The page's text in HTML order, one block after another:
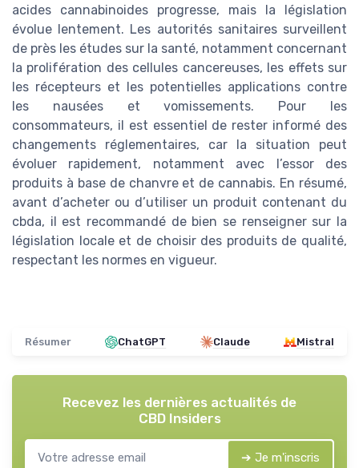
acides cannabinoides progresse, mais la législation
évolue lentement. Les autorités sanitaires surveillent
de près les études sur la santé, notamment concernant
la prolifération des cellules cancereuses, les effets sur
les récepteurs et les potentielles applications contre
les nausées et vomissements. Pour les
consommateurs, il est essentiel de rester informé des
changements réglementaires, car la situation peut
évoluer rapidement, notamment avec l’essor des
produits à base de chanvre et de cannabis. En résumé,
avant d’acheter ou d’utiliser un produit contenant du
cbda, il est recommandé de bien se renseigner sur la
législation locale et de choisir des produits de qualité,
respectant les normes en vigueur.
Résumer ChatGPT Claude Mistral
Recevez les dernières actualités de
CBD Insiders
➔ Je m'inscris